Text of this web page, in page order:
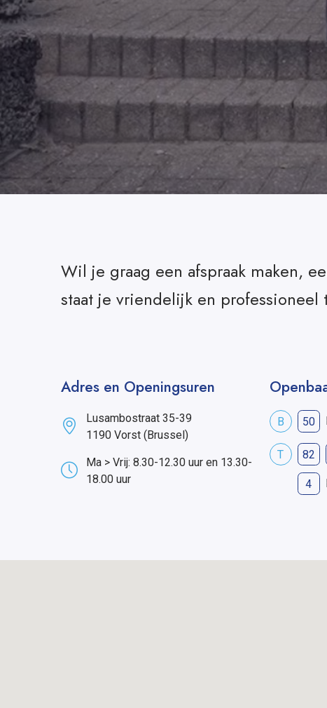
Wil je graag een afspraak maken,
staat je vriendelijk en
Adres en Openingsuren
Lusambostraat 35-39
1190 Vorst (Brussel)
Ma > Vrij: 8.30-12.30 uur en 13.30-
18.00 uur
B 50
T 82
4